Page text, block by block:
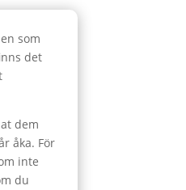
som
det
dem
åka. För
inte
du